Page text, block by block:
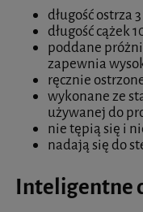
długość ostrza
długość cążek
poddane
zapewnia
ręcznie
wykonane ze
używanej do
nie tępią się i
nadają się do
Inteligentne